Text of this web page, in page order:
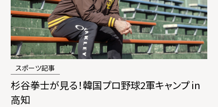
スポーツ記事
杉谷拳士が見る！韓国プロ野球2軍キャンプ in
高知